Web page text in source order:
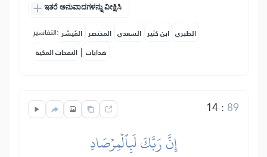
ಇತರೆ ಅನುವಾದಗಳನ್ನು ವೀಕ್ಷಿಸಿ
التفاسير: المُيسَّر المختصر السعدي ابن كثير الطبري
النفحات المكية | هدايات
14: 89
إِنَّ رَبَّكَ لَبِٱلۡمِرۡصَادِ